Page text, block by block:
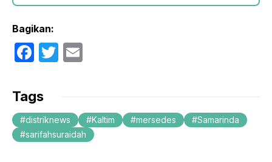
Bagikan:
F
c
e
b
o
T
er
Tags
distriknews Kaltim mersedes
Samarinda
sarifahsuraidah